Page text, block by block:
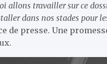
allons travailler sur ce
dans nos stades pour
de presse. Une